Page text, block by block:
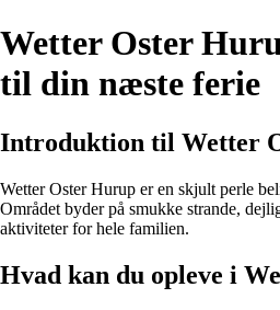
Wetter Oster
til din næste ferie
Introduktion til Wetter
Wetter Oster Hurup er en skjult perle
Området byder på smukke strande,
aktiviteter for hele familien.
Hvad kan du opleve i